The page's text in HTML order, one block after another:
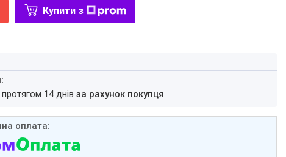
Купити з
протягом 14 днівза рахунок покупця